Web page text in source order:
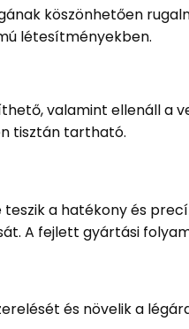
köszönhetően
létesítményekben.
valamint ellenáll a
tisztán tartható.
a hatékony és
A fejlett gyártási
és növelik a